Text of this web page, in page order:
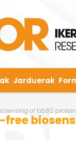
Jarduerak
of ErbB2